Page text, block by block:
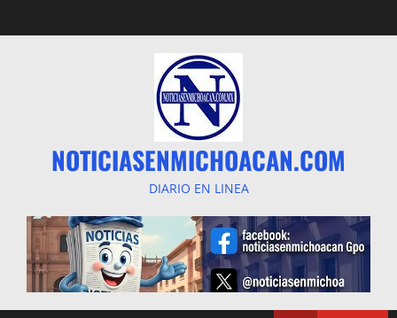
al
NOTICIASENMICHOACAN.COM
DIARIO EN LINEA